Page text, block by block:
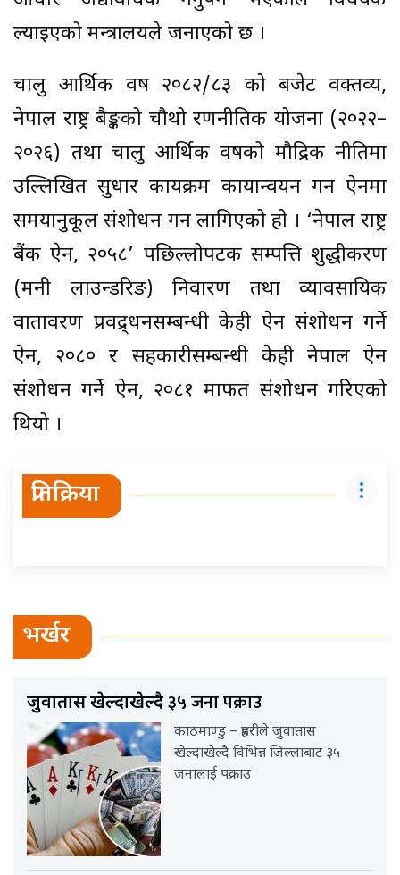
ल्याइएको मन्त्रालयले जनाएको छ ।
चालु आर्थिक वर्ष २०८२/८३ को बजेट वक्तव्य,
नेपाल राष्ट्र बैङ्कको चौथो रणनीतिक योजना (२०२२–
२०२६) तथा चालु आर्थिक वर्षको मौद्रिक नीतिमा
उल्लिखित सुधार कार्यक्रम कार्यान्वयन गर्न ऐनमा
समयानुकूल संशोधन गर्न लागिएको हो । ‘नेपाल राष्ट्र
बैंक ऐन, २०५८’ पछिल्लोपटक सम्पत्ति शुद्धीकरण
(मनी लाउन्डरिङ) निवारण तथा व्यावसायिक
वातावरण प्रवद्र्धनसम्बन्धी केही ऐन संशोधन गर्ने
ऐन, २०८० र सहकारीसम्बन्धी केही नेपाल ऐन
संशोधन गर्ने ऐन, २०८१ मार्फत संशोधन गरिएको
थियो ।
प्रतिक्रिया
भर्खर
जुवातास खेल्दाखेल्दै३५ जना पक्राउ
काठमाण्डु – प्रहरीले जुवातास
खेल्दाखेल्दै विभिन्न जिल्लाबाट ३५
जनालाई पक्राउ